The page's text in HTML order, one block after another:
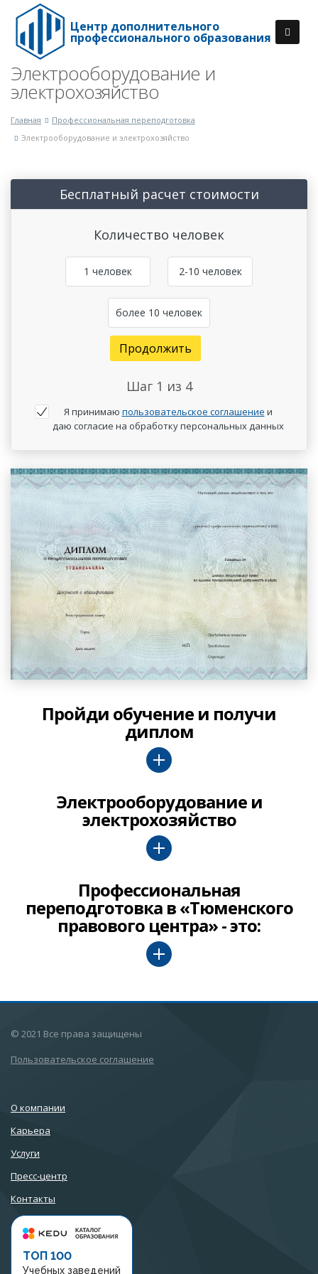
Центр дополнительного
профессионального образования
Электрооборудование и
электрохозяйство
Главная
Профессиональная переподготовка
Электрооборудование и электрохозяйство
Бесплатный расчет стоимости
Количество человек
1 человек 2-10 человек
более 10 человек
Продолжить
Шаг 1 из 4
Я принимаю пользовательское соглашение и
даю согласие на обработку персональных данных
Пройди обучение и получи
диплом
Электрооборудование и
электрохозяйство
Профессиональная
переподготовка в «Тюменского
правового центра» - это:
© 2021 Все права защищены
Пользовательское соглашение
О компании
Карьера
Услуги
Пресс-центр
Контакты
ТОП 100
Учебных заведений